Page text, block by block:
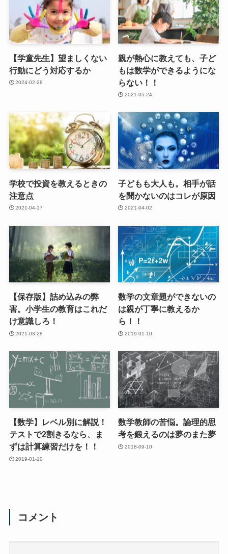
【学童先生】望ましくない
行動にどう対応するか
2024-02-28
親が熱心に教えても、子ど
もは数学ができるようにな
らない！！
2021-05-24
学校で投資を教えるときの
注意点
2021-04-17
子どもも大人も。相手が話
を聞かないのはコレが原因
2021-04-02
【保存版】詰め込みの弊
害。小学生の教育はこれだ
け意識しろ！
2021-03-28
数学の文章題ができないの
は親が丁寧に教えるか
ら！！
2019-01-10
【数学】レベル別に解説！
テストで2割きるなら、ま
ずは計算練習だけを！！
2019-01-10
数学教師の苦悩。論理的思
考を鍛えるのは夢のまた夢
2018-09-10
コメント